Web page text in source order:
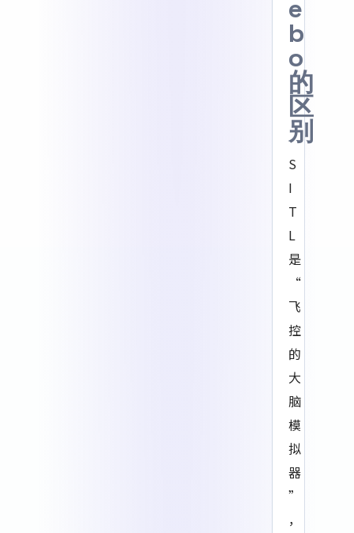
e
b
o
的
区
别
S
I
T
L
是
“
飞
控
的
大
脑
模
拟
器
”
，